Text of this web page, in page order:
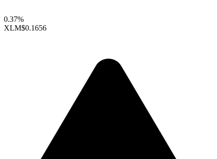
0.37%
XLM$0.1656